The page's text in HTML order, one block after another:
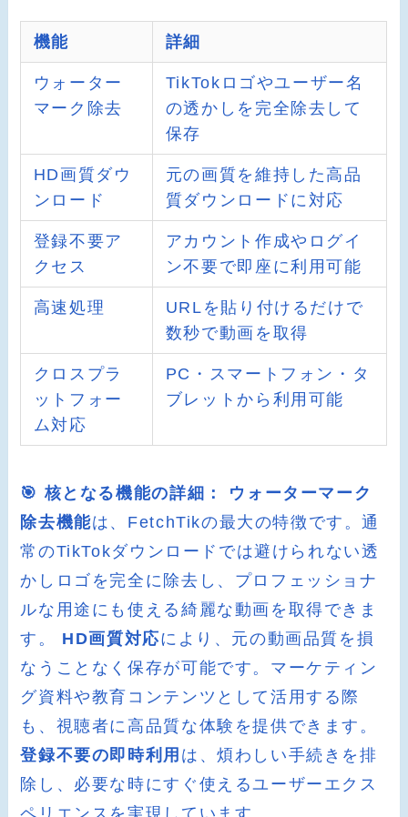
機能 詳細
ウォーター
マーク除去
TikTokロゴやユーザー名
の透かしを完全除去して
保存
HD画質ダウ
ンロード
元の画質を維持した高品
質ダウンロードに対応
登録不要ア
クセス
アカウント作成やログイ
ン不要で即座に利用可能
高速処理
URLを貼り付けるだけで
数秒で動画を取得
クロスプラ
ットフォー
ム対応
PC・スマートフォン・タ
ブレットから利用可能
🎯 核となる機能の詳細：
ウォーターマーク
除去機能は、FetchTikの最大の特徴です。通
常のTikTokダウンロードでは避けられない透
かしロゴを完全に除去し、プロフェッショナ
ルな用途にも使える綺麗な動画を取得できま
す。 HD画質対応により、元の動画品質を損
なうことなく保存が可能です。マーケティン
グ資料や教育コンテンツとして活用する際
も、視聴者に高品質な体験を提供できます。
登録不要の即時利用 は、煩わしい手続きを排
除し、必要な時にすぐ使えるユーザーエクス